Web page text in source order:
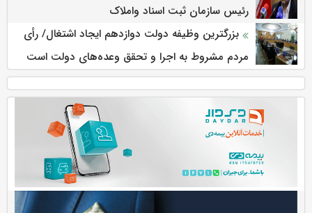
رئیس سازمان ثبت اسناد واملاک
بزرگترین وظیفه دولت دوازدهم ایجاد اشتغال/ رأی
مردم مشروط به اجرا و تحقق وعده‌های دولت است